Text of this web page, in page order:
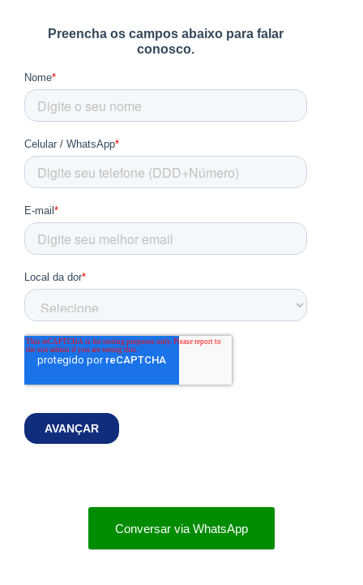
Conversar via WhatsApp